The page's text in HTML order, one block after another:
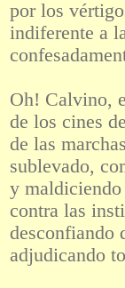
por los
indiferente a
Oh! Calvino,
de los cines
de las
sublevado,
y
contra las
desconfiando
adjudicando